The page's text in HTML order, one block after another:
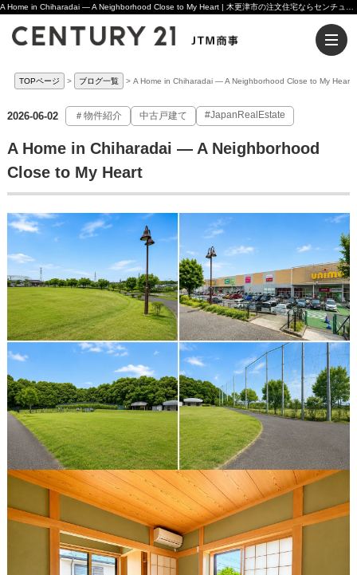
TOPページ ブログ一覧 A Home in Chiharadai — A Neighborhood Close to My Heart
2026-06-02 ＃物件紹介 中古戸建て #JapanRealEstate
A Home in Chiharadai — A Neighborhood
Close to My Heart